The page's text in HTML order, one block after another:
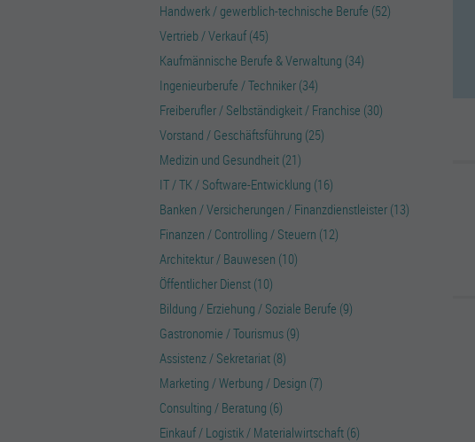
Handwerk / gewerblich-technische Berufe (52)
Vertrieb / Verkauf (45)
Kaufmännische Berufe & Verwaltung (34)
Ingenieurberufe / Techniker (34)
Freiberufler / Selbständigkeit / Franchise (30)
Vorstand / Geschäftsführung (25)
Medizin und Gesundheit (21)
IT / TK / Software-Entwicklung (16)
Banken / Versicherungen / Finanzdienstleister (13)
Finanzen / Controlling / Steuern (12)
Architektur / Bauwesen (10)
Öffentlicher Dienst (10)
Bildung / Erziehung / Soziale Berufe (9)
Gastronomie / Tourismus (9)
Assistenz / Sekretariat (8)
Marketing / Werbung / Design (7)
Consulting / Beratung (6)
Einkauf / Logistik / Materialwirtschaft (6)